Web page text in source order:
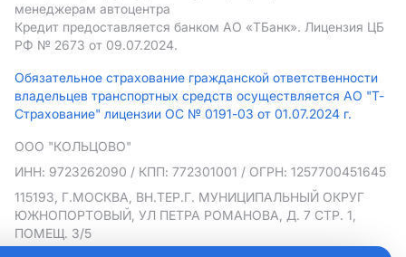
менеджерам автоцентра
Кредит предоставляется банком АO «ТБанк». Лицензия ЦБ
РФ № 2673 от 09.07.2024.
Обязательное страхование гражданской ответственности
владельцев транспортных средств осуществляется АО "Т-
Страхование" лицензии ОС № 0191-03 от 01.07.2024 г.
ООО "КОЛЬЦОВО"
ИНН: 9723262090 / КПП: 772301001 / ОГРН: 1257700451645
115193, Г.МОСКВА, ВН.ТЕР.Г. МУНИЦИПАЛЬНЫЙ ОКРУГ
ЮЖНОПОРТОВЫЙ, УЛ ПЕТРА РОМАНОВА, Д. 7 СТР. 1,
ПОМЕЩ. 3/5